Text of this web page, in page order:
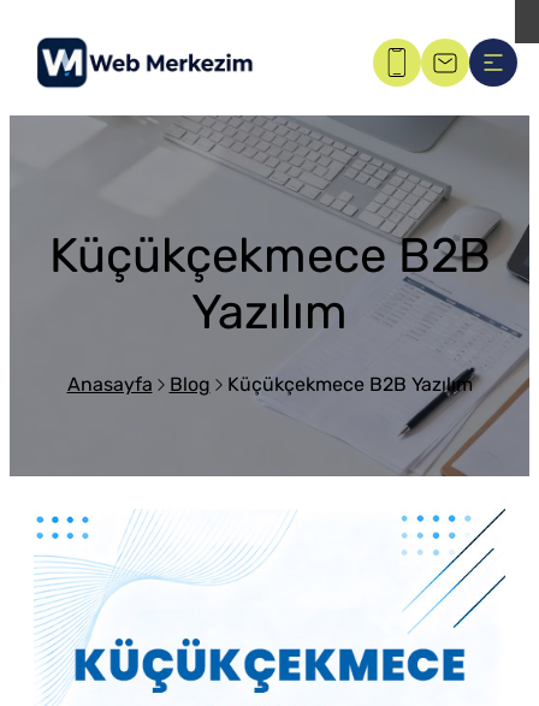
Küçükçekmece B2B
Yazılım
Anasayfa Blog Küçükçekmece B2B Yazılım